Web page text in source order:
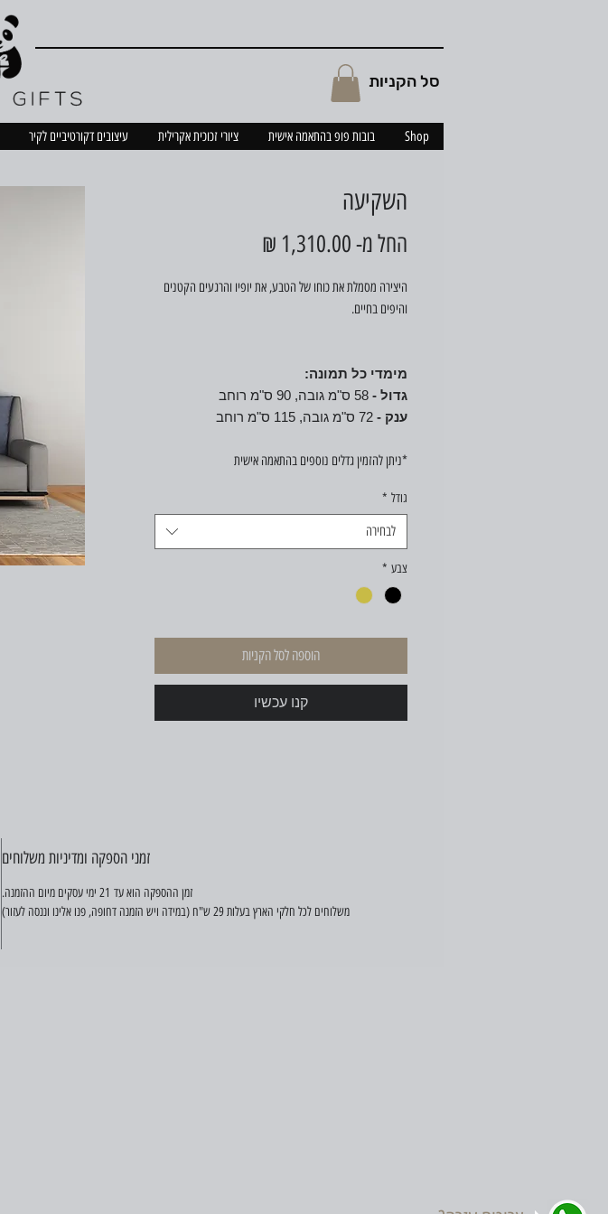
סל הקניות
עיצובים דקורטיביים לקיר ציורי זכוכית אקרילית בובות פופ בהתאמה אישית Shop
השקיעה
החל מ-1,310.00 ₪
היצירה מסמלת את כוחו של הטבע, את יופיו והרגעים הקטנים
והיפים בחיים.
מימדי כל תמונה:
גדול - 58 ס"מ גובה, 90 ס"מ רוחב
ענק - 72 ס"מ גובה, 115 ס"מ רוחב
*ניתן להזמין גדלים נוספים בהתאמה אישית
גודל *
לבחירה
צבע *
הוספה לסל הקניות
קנו עכשיו
זמני הספקה ומדיניות משלוחים
זמן ההספקה הוא עד 21 ימי עסקים מיום ההזמנה.
משלוחים לכל חלקי הארץ בעלות 29 ש"ח (במידה ויש הזמנה דחופה, פנו אלינו וננסה לעזור)